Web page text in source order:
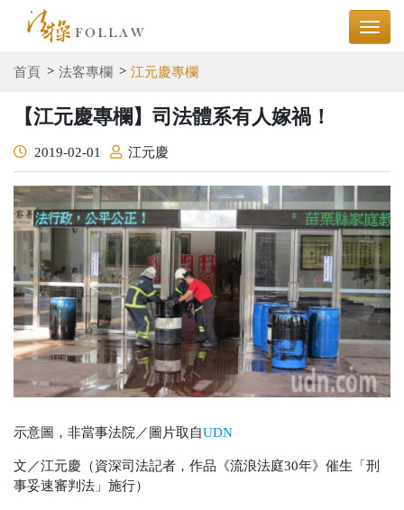
首頁 法客專欄 江元慶專欄
【江元慶專欄】司法體系有人嫁禍！
2019-02-01 江元慶
示意圖，非當事法院／圖片取自UDN
文／江元慶（資深司法記者，作品《流浪法庭30年》催生「刑
事妥速審判法」施行）